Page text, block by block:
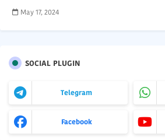
May 17, 2024
SOCIAL PLUGIN
Telegram
Facebook